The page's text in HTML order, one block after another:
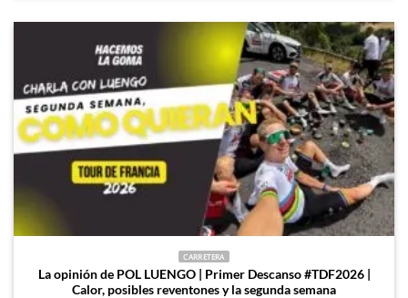
CARRETERA
La opinión de POL LUENGO | Primer Descanso #TDF2026 |
Calor, posibles reventones y la segunda semana